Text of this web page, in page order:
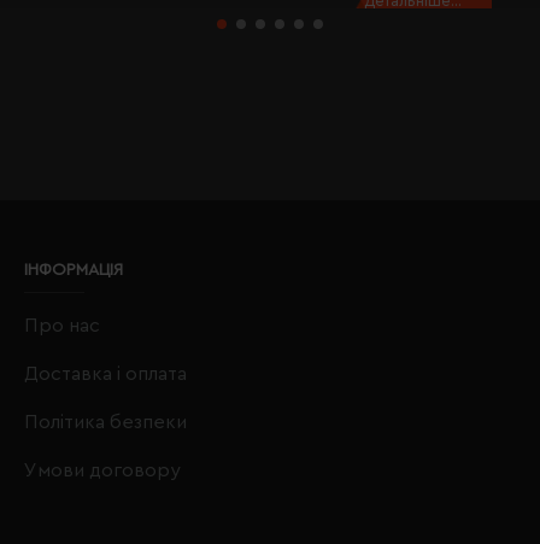
ІНФОРМАЦІЯ
Про нас
Доставка і оплата
Політика безпеки
Умови договору